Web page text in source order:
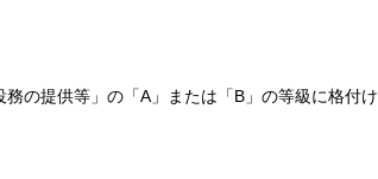
の提供等」の「A」または「B」の等級に格付け